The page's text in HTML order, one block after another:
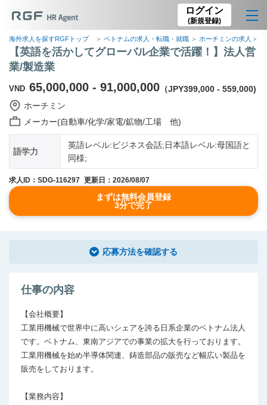
ログイン
(新規登録)
海外求人を探すRGFトップ ベトナムの求人・転職・就職 ホーチミンの求人
【英語を活かしてグローバル企業で活躍！】法人営
業/製造業
VND 65,000,000 - 91,000,000 （JPY399,000 - 559,000)
ホーチミン
メーカー(自動車/化学/家電/鉱物/工場 他)
語学力
英語レベル:ビジネス会話;日本語レベル:母国語と
同様;
求人ID：SDG-116297 更新日：2026/08/07
まずは無料会員登録
3分で完了
応募方法を確認する
仕事の内容
【会社概要】
工業用機械で世界中に高いシェアを誇る日系企業のベトナム法人
です。ベトナム、東南アジアでの事業の拡大を行っております。
工業用機械を始め半導体関連、鋳造部品の販売など幅広い製品を
販売をしております。
【業務内容】